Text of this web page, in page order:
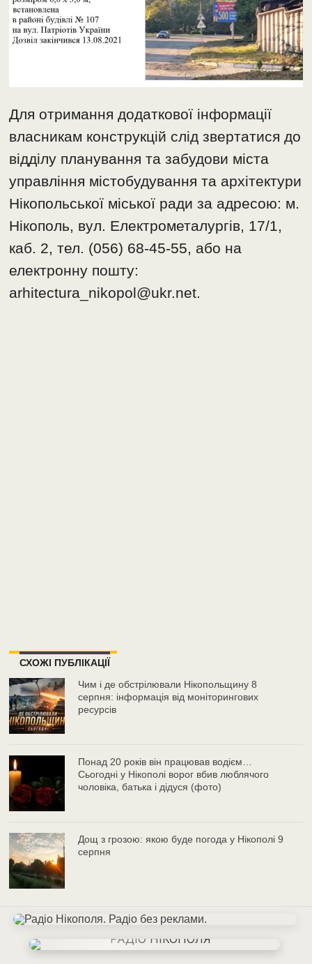
Для отримання додаткової інформації
власникам конструкцій слід звертатися до
відділу планування та забудови міста
управління містобудування та архітектури
Нікопольської міської ради за адресою: м.
Нікополь, вул. Електрометалургів, 17/1,
каб. 2, тел. (056) 68-45-55, або на
електронну пошту:
arhitectura_nikopol@ukr.net.
СХОЖІ ПУБЛІКАЦІЇ
Чим і де обстрілювали Нікопольщину 8
серпня: інформація від моніторингових
ресурсів
Понад 20 років він працював водієм…
Сьогодні у Нікополі ворог вбив люблячого
чоловіка, батька і дідуся (фото)
Дощ з грозою: якою буде погода у Нікополі 9
серпня